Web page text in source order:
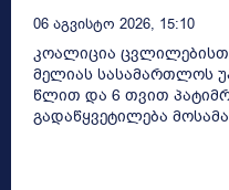
06 Აგვისტო 2026, 15:10
კოალიცია
მელიას სასამართლოს
წლით და 6 თვით
გადაწყვეტილება